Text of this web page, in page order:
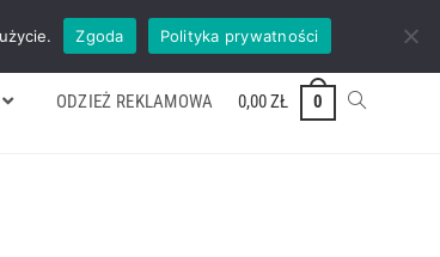
wyceny Kontakt ZADZWOŃ TEL. 600 352 938
ODZIEŻ REKLAMOWA 0,00ZŁ 0
Zgoda Polityka prywatności